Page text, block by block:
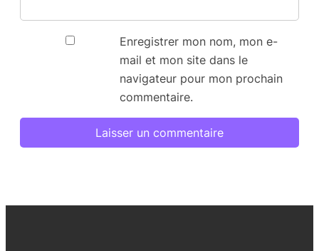
Enregistrer mon nom, mon e-
mail et mon site dans le
navigateur pour mon prochain
commentaire.